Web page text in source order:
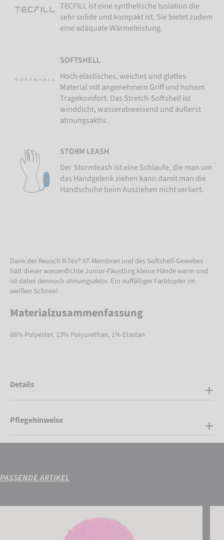
TECFILL ist eine synthetische Isolation die
sehr solide und kompakt ist. Sie bietet zudem
eine adäquate Wärmeleistung.
SOFTSHELL
Hoch elastisches, weiches und glattes
Material mit angenehmem Griff und hohem
Tragekomfort. Das Stretch-Softshell ist
winddicht, wasserabweisend und äußerst
atmungsaktiv.
STORM LEASH
Der Stormleash ist eine Schlaufe, die man um
das Handgelenk ziehen kann damit man die
Handschuhe beim Ausziehen nicht verliert.
Dank der Reusch R-Tex® XT-Membran und des Softshell-Gewebes
hält dieser wasserdichte Junior-Fäustling kleine Hände warm und
ist dabei dennoch atmungsaktiv. Ein auffälliger Farbtupfer im
weißen Schnee!
Materialzusammenfassung
86% Polyester, 13% Polyurethan, 1% Elastan
Details
Pflegehinweise
PASSENDE ARTIKEL